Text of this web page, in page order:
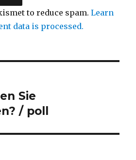
to reduce spam.Learn
data is processed.
Sie
/ poll